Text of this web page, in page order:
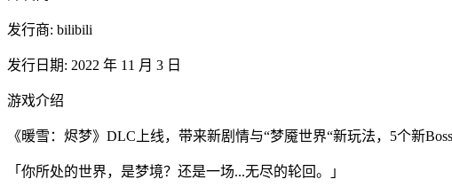
发行商: bilibili
发行日期: 2022 年 11 月 3 日
游戏介绍
《暖雪：烬梦》DLC上线，带来新剧情与“梦魇世界“新玩法，5个新
「你所处的世界，是梦境？还是一场...无尽的轮回。」